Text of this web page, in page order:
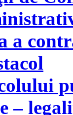
a
–